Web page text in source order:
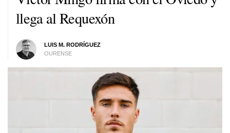
llega al Requexón
LUIS M. RODRÍGUEZ
OURENSE